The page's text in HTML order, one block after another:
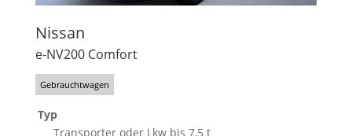
Nissan
e-NV200 Comfort
Gebrauchtwagen
Typ
Transporter oder Lkw bis 7,5 t